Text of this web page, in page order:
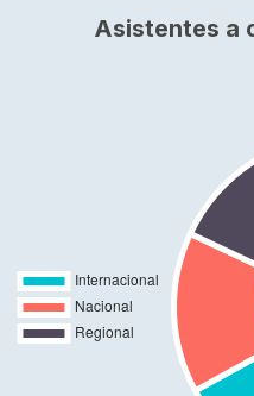
Asistentes a